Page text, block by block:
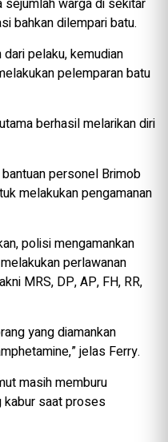
sejumlah warga di sekitar
bahkan dilempari batu.
pelaku, kemudian
pelemparan batu
berhasil melarikan diri
personel Brimob
melakukan pengamanan
polisi mengamankan
perlawanan
MRS, DP, AP, FH, RR,
yang diamankan
jelas Ferry.
masih memburu
kabur saat proses